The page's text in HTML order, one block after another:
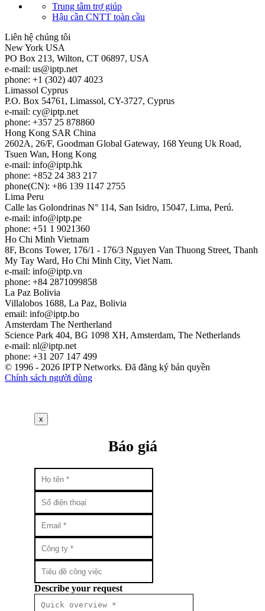
Trung tâm trợ giúp
Hậu cần CNTT toàn cầu
Liên hệ chúng tôi
New York USA
PO Box 213, Wilton, CT 06897, USA
e-mail: us
iptp.net
phone: +1 (302) 407 4023
Limassol Cyprus
P.O. Box 54761, Limassol, CY-3727, Cyprus
e-mail: cy
iptp.net
phone: +357 25 878860
Hong Kong SAR China
2602A, 26/F, Goodman Global Gateway, 168 Yeung Uk Road,
Tsuen Wan, Hong Kong
e-mail: info
iptp.hk
phone: +852 24 383 217
phone(CN): +86 139 1147 2755
Lima Peru
Calle las Golondrinas N° 114, San Isidro, 15047, Lima, Perú.
e-mail: info
iptp.pe
phone: +51 1 9021360
Ho Chi Minh Vietnam
8F, Bcons Tower, 176/1 - 176/3 Nguyen Van Thuong Street, Thanh
My Tay Ward, Ho Chi Minh City, Viet Nam.
e-mail: info
iptp.vn
phone: +84 2871099858
La Paz Bolivia
Villalobos 1688, La Paz, Bolivia
email: info
iptp.bo
Amsterdam The Nertherland
Science Park 404, BG 1098 XH, Amsterdam, The Netherlands
e-mail: nl
iptp.net
phone: +31 207 147 499
© 1996 - 2026 IPTP Networks. Đã đăng ký bản quyền
Chính sách người dùng
x
Báo giá
Describe your request